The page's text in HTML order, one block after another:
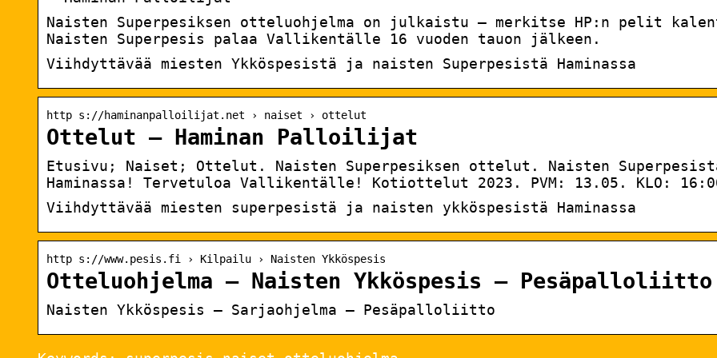
Naisten Superpesiksen otteluohjelma on julkaistu — merkitse HP:n pelit
Naisten Superpesis palaa Vallikentälle 16 vuoden tauon jälkeen.
Viihdyttävää miesten Ykköspesistä ja naisten Superpesistä Haminassa
http s://haminanpalloilijat.net › naiset › ottelut
Ottelut – Haminan Palloilijat
Etusivu; Naiset; Ottelut. Naisten Superpesiksen ottelut. Naisten
Haminassa! Tervetuloa Vallikentälle! Kotiottelut 2023. PVM: 13.05. KLO:
Viihdyttävää miesten superpesistä ja naisten ykköspesistä Haminassa
http s://www.pesis.fi › Kilpailu › Naisten Ykköspesis
Otteluohjelma – Naisten Ykköspesis – Pesäpalloliitto
Naisten Ykköspesis – Sarjaohjelma – Pesäpalloliitto